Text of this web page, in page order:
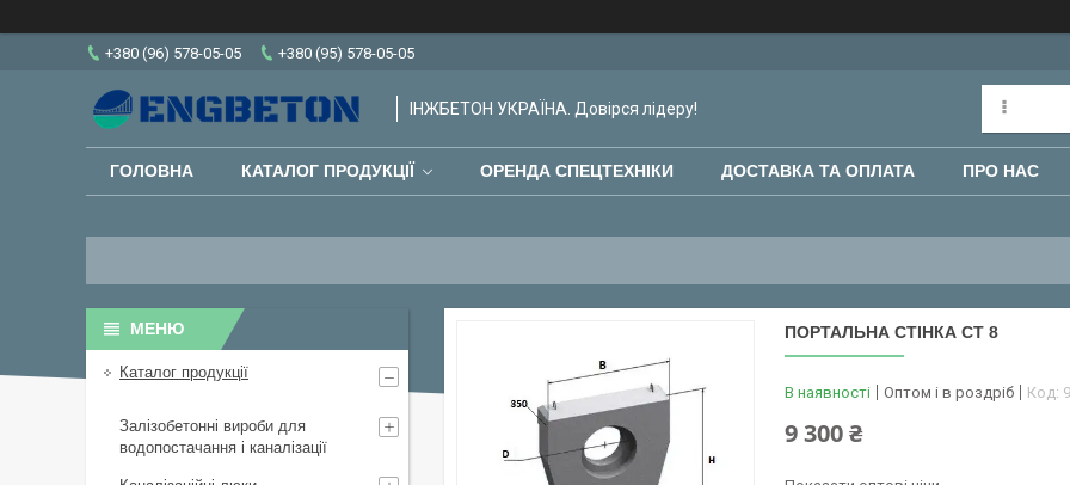
+380 (96) 578-05-05 +380 (95) 578-05-05
ІНЖБЕТОН УКРАЇНА. Довірся лідеру!
ГОЛОВНА КАТАЛОГ ПРОДУКЦІЇ ОРЕНДА СПЕЦТЕХНІКИ ДОСТАВКА ТА ОПЛАТА ПРО НАС
ПОРТАЛЬНА СТІНКА СТ 8
В наявності Оптом і в роздріб Код:
9 300 ₴
Каталог продукції
Залізобетонні вироби для
водопостачання і каналізації